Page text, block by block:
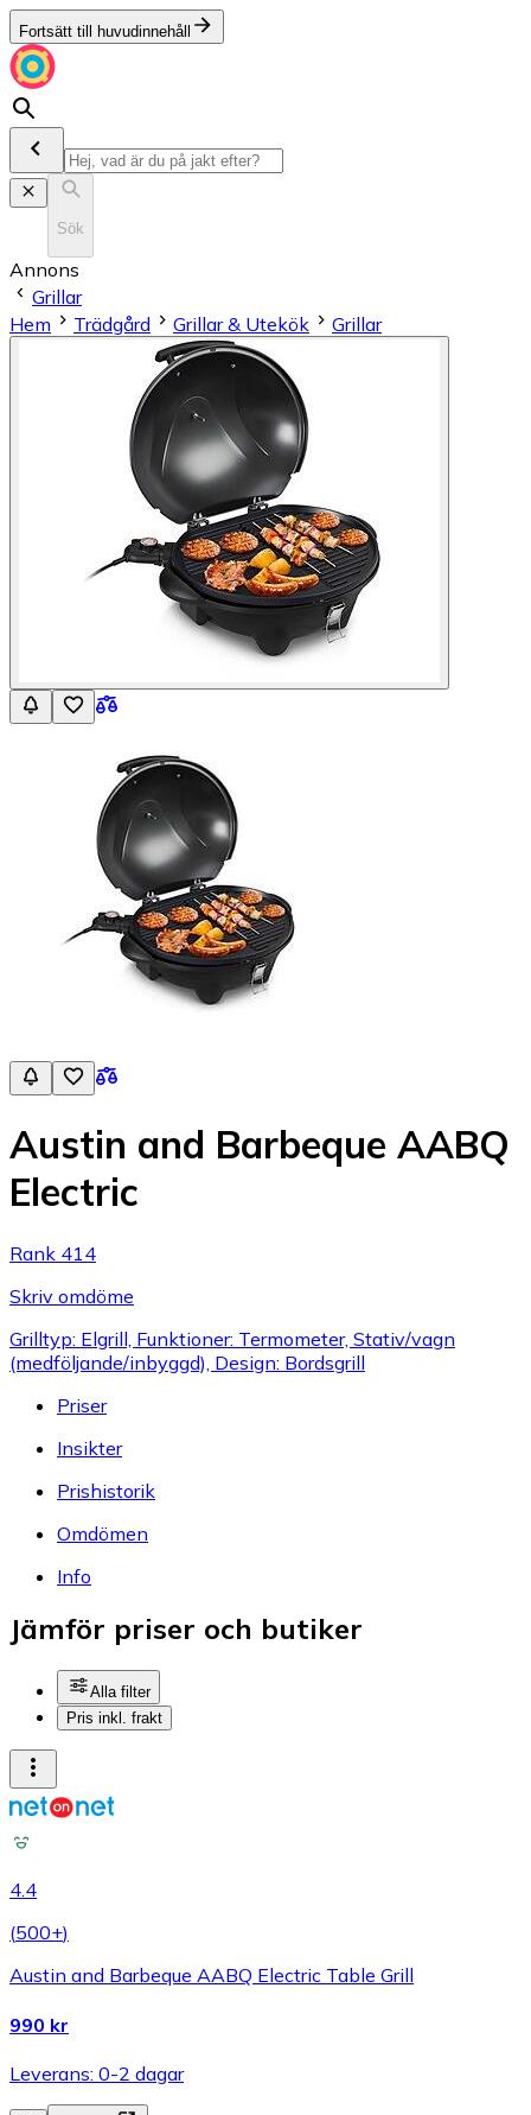
Fortsätt till huvudinnehåll
Sök
Annons
Grillar
Hem
Trädgård Grillar & Utekök Grillar
Austin and Barbeque AABQ
Electric
Rank 414
Skriv omdöme
Grilltyp: Elgrill, Funktioner: Termometer, Stativ/vagn
(medföljande/inbyggd), Design: Bordsgrill
Priser
Insikter
Prishistorik
Omdömen
Info
Jämför priser och butiker
Alla filter
Pris inkl. frakt
4.4
(500+)
Austin and Barbeque AABQ Electric Table Grill
990 kr
Leverans: 0-2 dagar